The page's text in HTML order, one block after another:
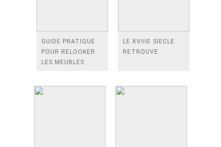
GUIDE PRATIQUE
POUR RELOOKER
LES MEUBLES
DECAPER,
LE XVIIIE SIECLE
RETROUVE